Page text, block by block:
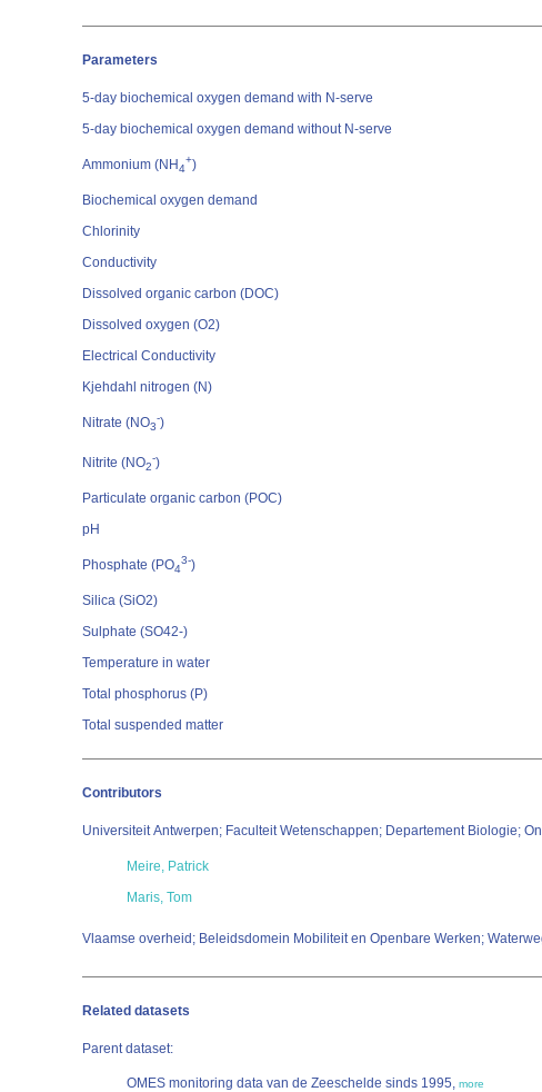
Parameters
5-day biochemical oxygen demand with N-serve
5-day biochemical oxygen demand without N-serve
Ammonium (NH4
+)
Biochemical oxygen demand
Chlorinity
Conductivity
Dissolved organic carbon (DOC)
Dissolved oxygen (O2)
Electrical Conductivity
Kjehdahl nitrogen (N)
Nitrate (NO3
-)
Nitrite (NO2
-)
Particulate organic carbon (POC)
pH
Phosphate (PO4
3-)
Silica (SiO2)
Sulphate (SO42-)
Temperature in water
Total phosphorus (P)
Total suspended matter
Contributors
Universiteit Antwerpen; Faculteit Wetenschappen; Departement Biologie;
Meire, Patrick
Maris, Tom
Vlaamse overheid; Beleidsdomein Mobiliteit en Openbare Werken;
Related datasets
Parent dataset:
OMES monitoring data van de Zeeschelde sinds 1995, more